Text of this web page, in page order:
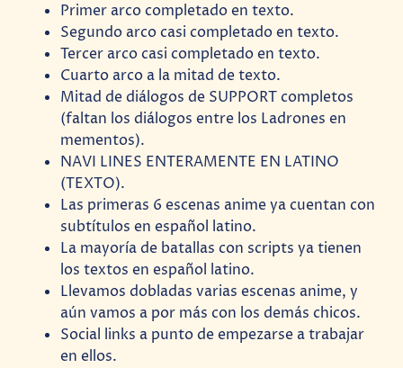
Primer arco completado en texto.
Segundo arco casi completado en texto.
Tercer arco casi completado en texto.
Cuarto arco a la mitad de texto.
Mitad de diálogos de SUPPORT completos
(faltan los diálogos entre los Ladrones en
mementos).
NAVI LINES ENTERAMENTE EN LATINO
(TEXTO).
Las primeras 6 escenas anime ya cuentan con
subtítulos en español latino.
La mayoría de batallas con scripts ya tienen
los textos en español latino.
Llevamos dobladas varias escenas anime, y
aún vamos a por más con los demás chicos.
Social links a punto de empezarse a trabajar
en ellos.